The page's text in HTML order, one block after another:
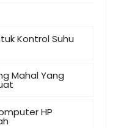
Kontrol Suhu
Mahal Yang
HP